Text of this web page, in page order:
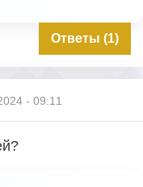
Ответы (1)
- 09:11